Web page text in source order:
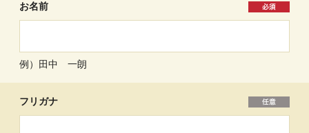
お名前
例）田中 一朗
フリガナ